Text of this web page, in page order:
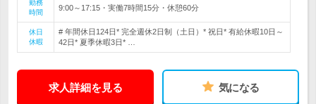
勤務
時間
9:00～17:15・実働7時間15分・休憩60分
休日
休暇
# 年間休日124日* 完全週休2日制（土日）* 祝日* 有給休暇10日～
42日* 夏季休暇3日* …
求人詳細を見る 気になる